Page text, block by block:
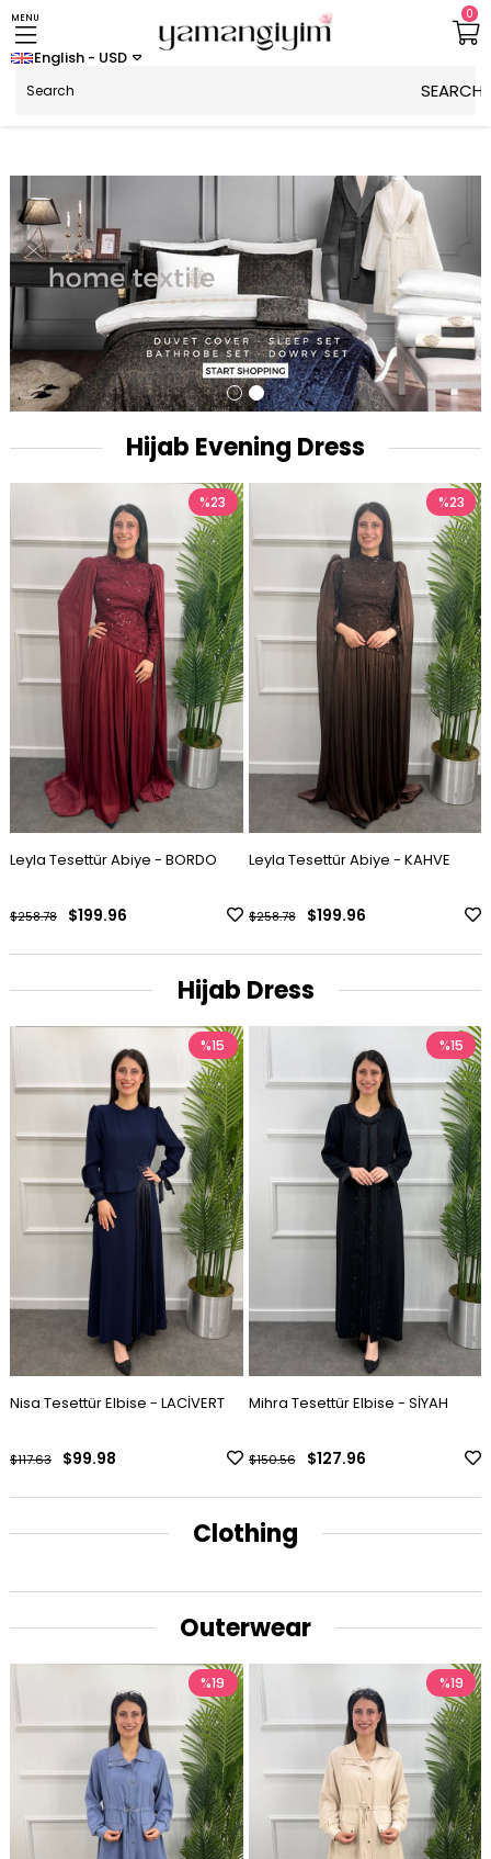
0
MENU
English - USD
Hijab Evening Dress
Leyla Tesettür Abiye - BORDO
$199.96
$258.78
%23
Leyla Tesettür Abiye - KAHVE
$199.96
$258.78
%23
Hijab Dress
Nisa Tesettür Elbise - LACİVERT
$99.98
$117.63
%15
Mihra Tesettür Elbise - SİYAH
$127.96
$150.56
%15
Clothing
Outerwear
%19 %19